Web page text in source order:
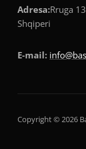
Adresa:Rruga
Shqiperi
E-mail:
Copyright © 2026